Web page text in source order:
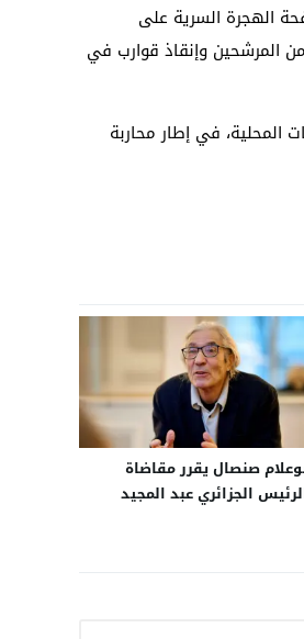
الهجرة السرية على
المرشحين وإنقاذ قوارب في
المحلية، في إطار محاربة
صنصال يقرر مقاضاة
الجزائري عبد المجيد